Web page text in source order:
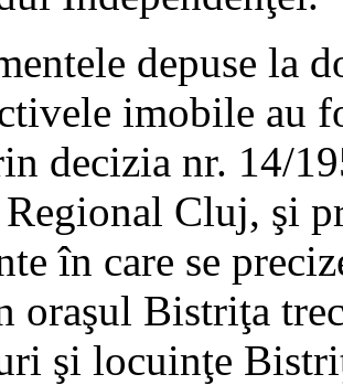
depuse la
imobile au
decizia nr. 14/
Cluj, şi
în care se
oraşul Bistriţa
şi locuinţe